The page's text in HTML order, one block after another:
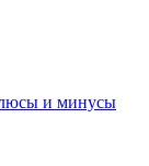
и минусы